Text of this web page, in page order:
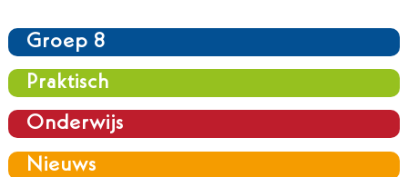
Groep 8
Praktisch
Onderwijs
Nieuws